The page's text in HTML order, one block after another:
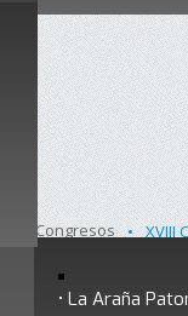
La Araña
Congresos • XVIII